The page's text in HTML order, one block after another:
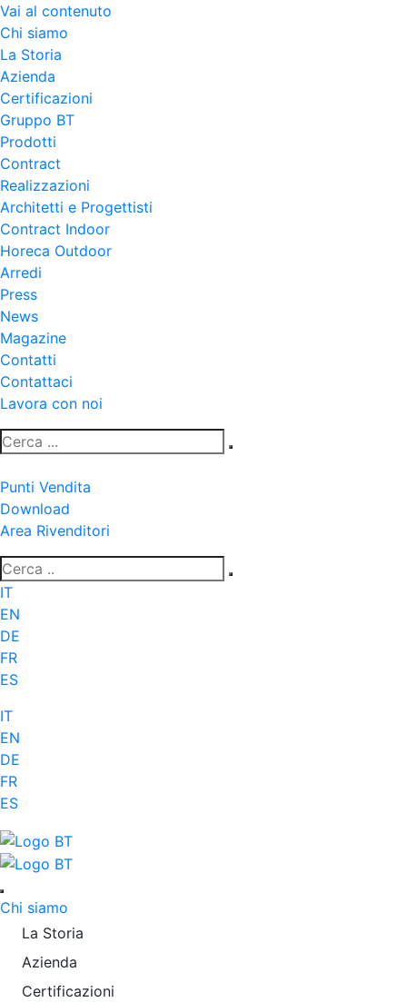
Vai al contenuto
Chi siamo
La Storia
Azienda
Certificazioni
Gruppo BT
Prodotti
Contract
Realizzazioni
Architetti e Progettisti
Contract Indoor
Horeca Outdoor
Arredi
Press
News
Magazine
Contatti
Contattaci
Lavora con noi
Punti Vendita
Download
Area Rivenditori
IT
EN
DE
FR
ES
IT
EN
DE
FR
ES
Chi siamo
La Storia
Azienda
Certificazioni